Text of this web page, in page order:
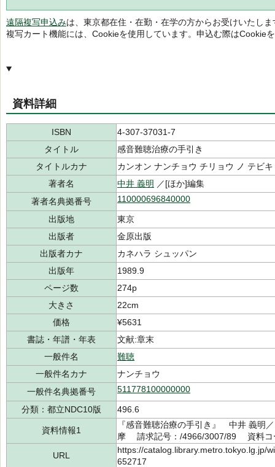
遠隔複写申込みは、東京都在住・在勤・在学の方からお受けいたしま
複写カート機能には、Cookieを使用しています。申込む際はCookie
資料詳細
ISBN
4-307-37031-7
タイトル
感音難聴治療の手引き
タイトルカナ
カンオン ナンチョウ チリョウ ノ テビキ
著者名
中井 義明 ／[ほか]編集
著者名典拠番号
110000696840000
出版地
東京
出版者
金原出版
出版者カナ
カネハラ シュッパン
出版年
1989.9
ページ数
274p
大きさ
22cm
価格
¥5631
書誌・年譜・年表
文献:章末
一般件名
難聴
一般件名カナ
ナンチョウ
一般件名典拠番号
511778100000000
分類：都立NDC10版 496.6
資料情報1
『感音難聴治療の手引き』 中井 義
摩 請求記号：/4966/3007/89 資料コ
URL
https://catalog.library.metro.tokyo.lg.jp/
652717